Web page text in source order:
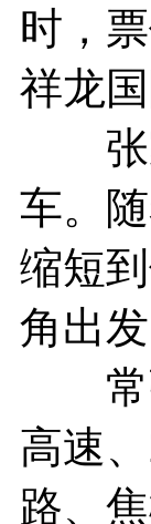
时，
祥龙
张
车。
缩短
角出
常张
高速
路、